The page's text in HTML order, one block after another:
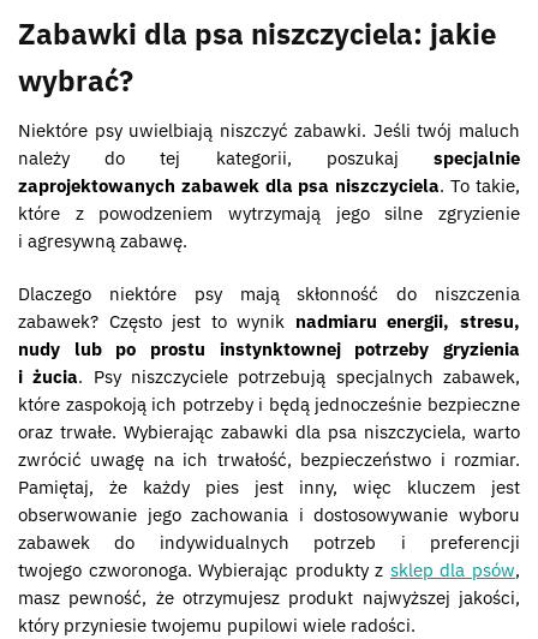
Zabawki dla psa niszczyciela: jakie
wybrać?
Niektóre psy uwielbiają niszczyć zabawki. Jeśli twój maluch
należy do tej kategorii, poszukaj specjalnie
zaprojektowanych zabawek dla psa niszczyciela. To takie,
które z powodzeniem wytrzymają jego silne zgryzienie
i agresywną zabawę.
Dlaczego niektóre psy mają skłonność do niszczenia
zabawek? Często jest to wynik nadmiaru energii, stresu,
nudy lub po prostu instynktownej potrzeby gryzienia
i żucia. Psy niszczyciele potrzebują specjalnych zabawek,
które zaspokoją ich potrzeby i będą jednocześnie bezpieczne
oraz trwałe. Wybierając zabawki dla psa niszczyciela, warto
zwrócić uwagę na ich trwałość, bezpieczeństwo i rozmiar.
Pamiętaj, że każdy pies jest inny, więc kluczem jest
obserwowanie jego zachowania i dostosowywanie wyboru
zabawek do indywidualnych potrzeb i preferencji
twojego czworonoga. Wybierając produkty z sklep dla psów,
masz pewność, że otrzymujesz produkt najwyższej jakości,
który przyniesie twojemu pupilowi wiele radości.